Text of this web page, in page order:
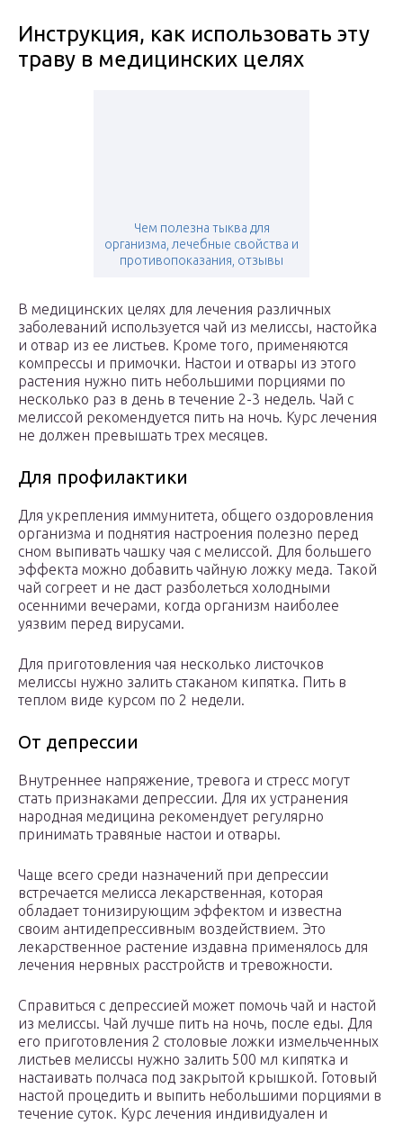
Инструкция, как использовать эту
траву в медицинских целях
Чем полезна тыква для
организма, лечебные свойства и
противопоказания, отзывы
В медицинских целях для лечения различных
заболеваний используется чай из мелиссы, настойка
и отвар из ее листьев. Кроме того, применяются
компрессы и примочки. Настои и отвары из этого
растения нужно пить небольшими порциями по
несколько раз в день в течение 2-3 недель. Чай с
мелиссой рекомендуется пить на ночь. Курс лечения
не должен превышать трех месяцев.
Для профилактики
Для укрепления иммунитета, общего оздоровления
организма и поднятия настроения полезно перед
сном выпивать чашку чая с мелиссой. Для большего
эффекта можно добавить чайную ложку меда. Такой
чай согреет и не даст разболеться холодными
осенними вечерами, когда организм наиболее
уязвим перед вирусами.
Для приготовления чая несколько листочков
мелиссы нужно залить стаканом кипятка. Пить в
теплом виде курсом по 2 недели.
От депрессии
Внутреннее напряжение, тревога и стресс могут
стать признаками депрессии. Для их устранения
народная медицина рекомендует регулярно
принимать травяные настои и отвары.
Чаще всего среди назначений при депрессии
встречается мелисса лекарственная, которая
обладает тонизирующим эффектом и известна
своим антидепрессивным воздействием. Это
лекарственное растение издавна применялось для
лечения нервных расстройств и тревожности.
Справиться с депрессией может помочь чай и настой
из мелиссы. Чай лучше пить на ночь, после еды. Для
его приготовления 2 столовые ложки измельченных
листьев мелиссы нужно залить 500 мл кипятка и
настаивать полчаса под закрытой крышкой. Готовый
настой процедить и выпить небольшими порциями в
течение суток. Курс лечения индивидуален и